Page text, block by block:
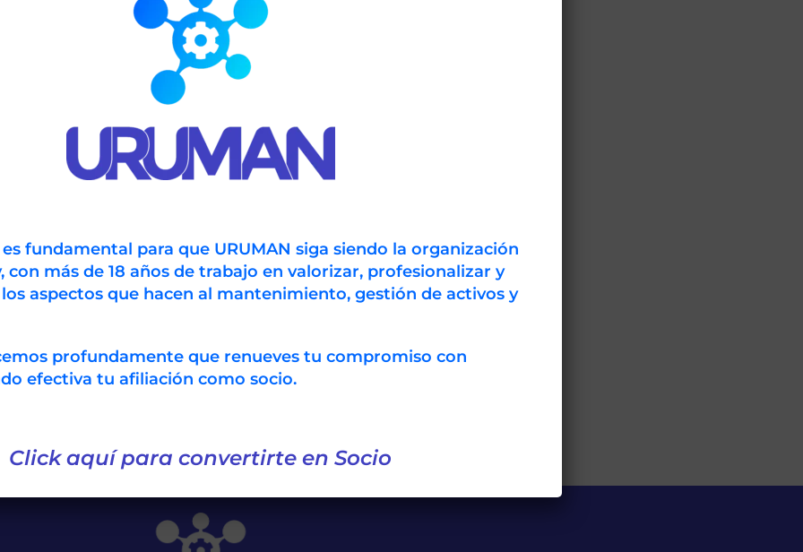
fundamental para que URUMAN siga siendo la organización
con más de 18 años de trabajo en valorizar, profesionalizar y
aspectos que hacen al mantenimiento, gestión de activos y
profundamente que renueves tu compromiso con
efectiva tu afiliación como socio.
Click aquí para convertirte en Socio